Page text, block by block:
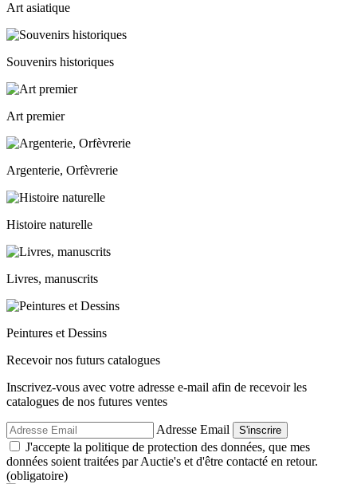
Art asiatique
Souvenirs historiques
Art premier
Argenterie, Orfèvrerie
Histoire naturelle
Livres, manuscrits
Peintures et Dessins
Recevoir nos futurs catalogues
Inscrivez-vous avec votre adresse e-mail afin de recevoir les
catalogues de nos futures ventes
Adresse Email S'inscrire
J'accepte la politique de protection des données, que mes
données soient traitées par Auctie's et d'être contacté en retour.
(obligatoire)